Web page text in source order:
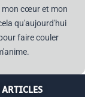
mon cœur et mon
qu'aujourd'hui
faire couler